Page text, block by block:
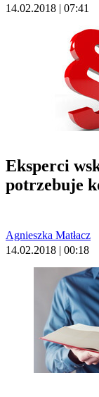
14.02.2018 | 07:41
Eksperci
potrzebuje
Agnieszka Matłacz
14.02.2018 | 00:18